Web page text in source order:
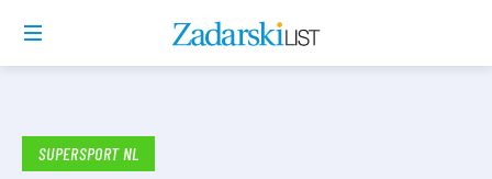
SUPERSPORT NL